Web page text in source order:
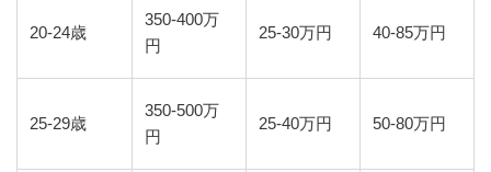
20-24歳
350-400万
円
25-30万円 40-85万円
25-29歳
350-500万
円
25-40万円 50-80万円